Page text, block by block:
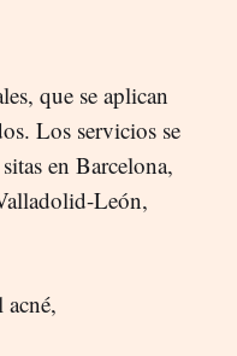
que se aplican
Los servicios se
en Barcelona,
León,